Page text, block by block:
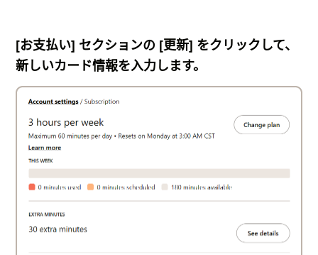
[お支払い] セクションの [更新] をクリックして、
新しいカード情報を入力します。